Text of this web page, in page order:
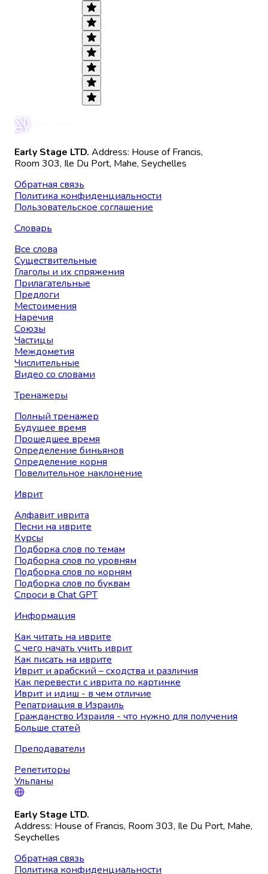
Early Stage LTD. Address: House of Francis,
Room 303, Ile Du Port, Mahe, Seychelles
Обратная связь
Политика конфиденциальности
Пользовательское соглашение
Словарь
Все слова
Существительные
Глаголы и их спряжения
Прилагательные
Предлоги
Местоимения
Наречия
Союзы
Частицы
Междометия
Числительные
Видео со словами
Тренажеры
Полный тренажер
Будущее время
Прошедшее время
Определение биньянов
Определение корня
Повелительное наклонение
Иврит
Алфавит иврита
Песни на иврите
Курсы
Подборка слов по темам
Подборка слов по уровням
Подборка слов по корням
Подборка слов по буквам
Спроси в Chat GPT
Информация
Как читать на иврите
С чего начать учить иврит
Как писать на иврите
Иврит и арабский – сходства и различия
Как перевести с иврита по картинке
Иврит и идиш - в чем отличие
Репатриация в Израиль
Гражданство Израиля - что нужно для получения
Больше статей
Преподаватели
Репетиторы
Ульпаны
Early Stage LTD.
Address: House of Francis, Room 303, Ile Du Port, Mahe,
Seychelles
Обратная связь
Политика конфиденциальности